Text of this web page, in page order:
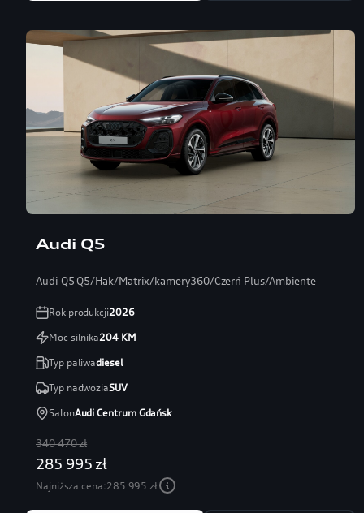
Audi Q5
Audi Q5 Q5/Hak/Matrix/kamery360/Czerń Plus/Ambiente
Rok produkcji2026
Moc silnika204KM
Typ paliwadiesel
Typ nadwoziaSUV
SalonAudi Centrum Gdańsk
340 470 zł
285 995 zł
Najniższa cena:285 995 zł